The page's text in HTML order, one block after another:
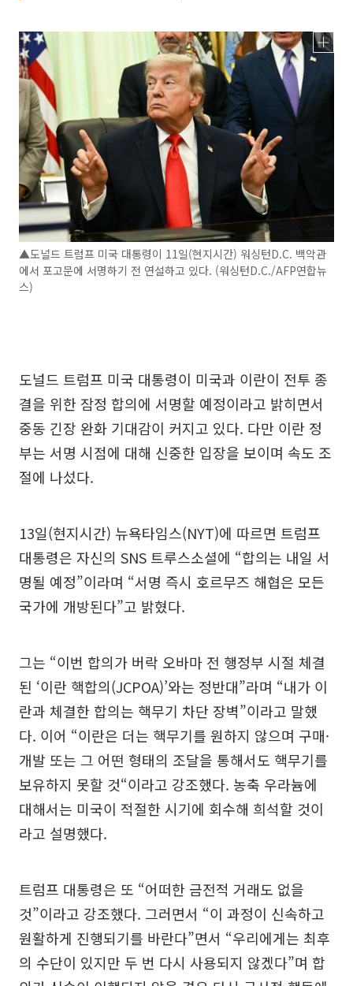
▲도널드 트럼프 미국 대통령이 11일(현지시간) 워싱턴D.C. 백악관
에서 포고문에 서명하기 전 연설하고 있다. (워싱턴D.C./AFP연합뉴
스)
도널드 트럼프 미국 대통령이 미국과 이란이 전투 종
결을 위한 잠정 합의에 서명할 예정이라고 밝히면서
중동 긴장 완화 기대감이 커지고 있다. 다만 이란 정
부는 서명 시점에 대해 신중한 입장을 보이며 속도 조
절에 나섰다.
13일(현지시간) 뉴욕타임스(NYT)에 따르면 트럼프
대통령은 자신의 SNS 트루스소셜에 “합의는 내일 서
명될 예정”이라며 “서명 즉시 호르무즈 해협은 모든
국가에 개방된다”고 밝혔다.
그는 “이번 합의가 버락 오바마 전 행정부 시절 체결
된 ‘이란 핵합의(JCPOA)’와는 정반대”라며 “내가 이
란과 체결한 합의는 핵무기 차단 장벽”이라고 말했
다. 이어 “이란은 더는 핵무기를 원하지 않으며 구매·
개발 또는 그 어떤 형태의 조달을 통해서도 핵무기를
보유하지 못할 것“이라고 강조했다. 농축 우라늄에
대해서는 미국이 적절한 시기에 회수해 희석할 것이
라고 설명했다.
트럼프 대통령은 또 “어떠한 금전적 거래도 없을
것”이라고 강조했다. 그러면서 “이 과정이 신속하고
원활하게 진행되기를 바란다”면서 “우리에게는 최후
의 수단이 있지만 두 번 다시 사용되지 않겠다”며 합